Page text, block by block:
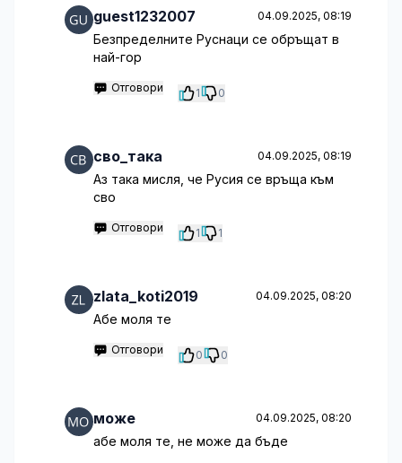
guest1232007 04.09.2025, 08:19
Безпределните Руснаци се обръщат в
най-гор
Отговори 1 0
сво_така 04.09.2025, 08:19
Aз така мисля, че Русия се връща към
сво
Отговори 1 1
zlata_koti2019 04.09.2025, 08:20
Абе моля те
Отговори 0 0
може 04.09.2025, 08:20
абе моля те, не може да бъде